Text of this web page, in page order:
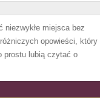
niezwykłe miejsca bez
opowieści, który
prostu lubią czytać o